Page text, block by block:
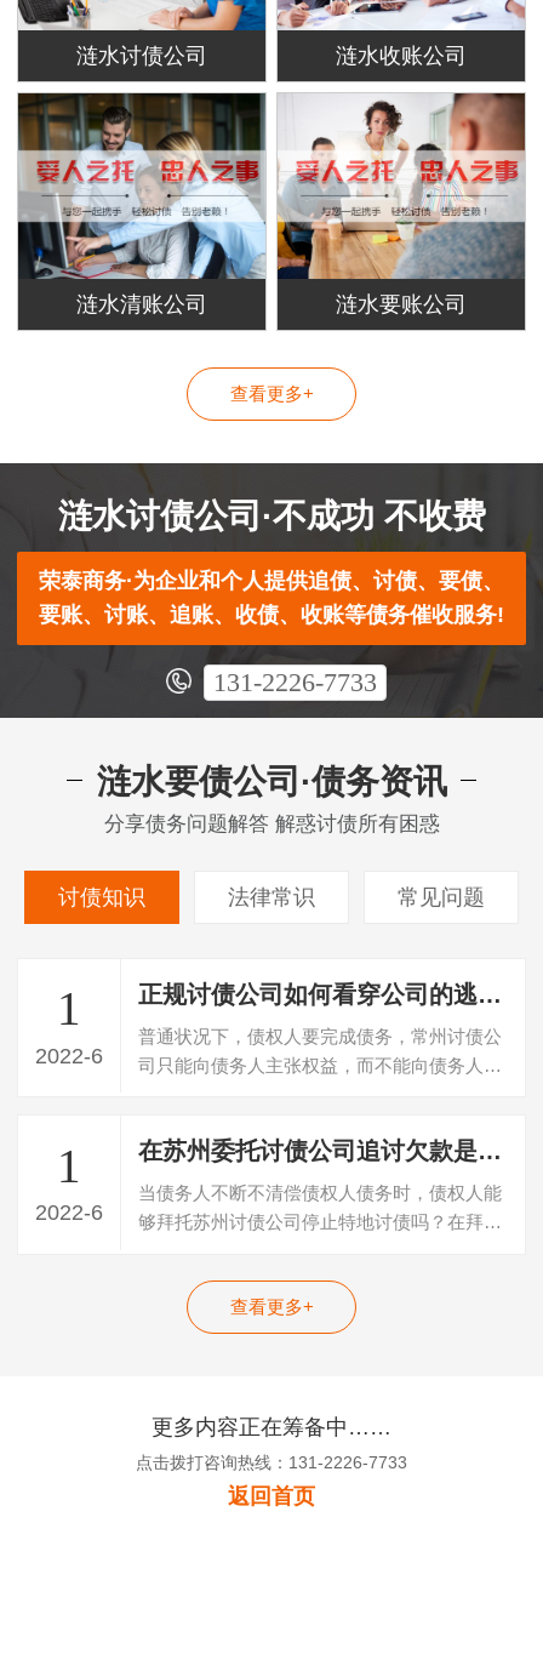
涟水讨债公司 涟水收账公司
涟水清账公司 涟水要账公司
查看更多+
涟水讨债公司·不成功 不收费
荣泰商务·为企业和个人提供追债、讨债、要债、
要账、讨账、追账、收债、收账等债务催收服务!
131-2226-7733
涟水要债公司·债务资讯
分享债务问题解答 解惑讨债所有困惑
讨债知识 法律常识 常见问题
1
2022-6
正规讨债公司如何看穿公司的逃债伎俩
普通状况下，债权人要完成债务，常州讨债公
司只能向债务人主张权益，而不能向债务人之
1
2022-6
在苏州委托讨债公司追讨欠款是否合法
当债务人不断不清偿债权人债务时，债权人能
够拜托苏州讨债公司停止特地讨债吗？在拜托
查看更多+
更多内容正在筹备中……
点击拨打咨询热线：131-2226-7733
返回首页